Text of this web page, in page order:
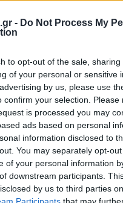
- Do Not Process My
to opt-out of the sale,
of your personal or sensitive
by us, please use
confirm your selection.
is processed you may
ads based on personal
information disclosed to
You may separately opt-
of your personal information
of downstream participants.
by us to third parties
το
Η